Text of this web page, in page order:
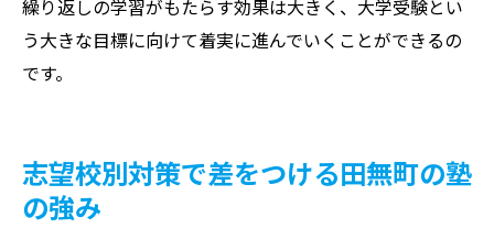
繰り返しの学習がもたらす効果は大きく、大学受験とい
う大きな目標に向けて着実に進んでいくことができるの
です。
志望校別対策で差をつける田無町の塾
の強み